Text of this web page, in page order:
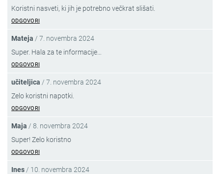
Koristni nasveti, ki jih je potrebno večkrat slišati.
ODGOVORI
Mateja / 7. novembra 2024
Super. Hala za te informacije…
ODGOVORI
učiteljica / 7. novembra 2024
Zelo koristni napotki.
ODGOVORI
Maja / 8. novembra 2024
Super! Zelo koristno
ODGOVORI
Ines / 10. novembra 2024